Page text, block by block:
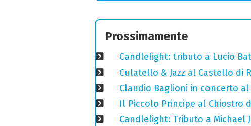
Prossimamente
Candlelight: tributo a Lucio
Culatello & Jazz al Castello di
Claudio Baglioni in concerto al
Il Piccolo Principe al Chiostro
Candlelight: Tributo a Michael